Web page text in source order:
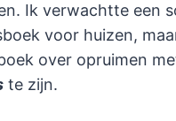
Ik verwachtte een
voor huizen,
over opruimen
te zijn.